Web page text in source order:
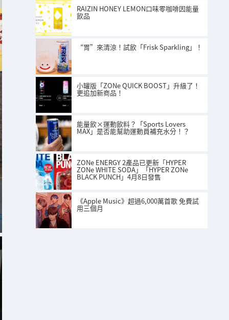
RAIZIN HONEY LEMON口味零咖啡因能量
飲品
“胃”來清涼！試飲「Frisk Sparkling」！
小罐版「ZONe QUICK BOOST」升級了！
更追加新商品！
能量飲×運動飲料？「Sports Lovers
MAX」是否能幫助運動員補充水分！？
ZONe ENERGY 2產品已更新「HYPER
ZONe WHITE SODA」「HYPER ZONe
BLACK PUNCH」4月8日發售
《Apple Music》超過6,000萬首歌 免費試
用三個月